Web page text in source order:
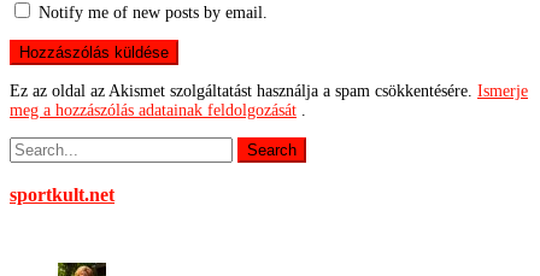
Notify me of new posts by email.
Ez az oldal az Akismet szolgáltatást használja a spam csökkentésére. Ismerje
meg a hozzászólás adatainak feldolgozását .
sportkult.net